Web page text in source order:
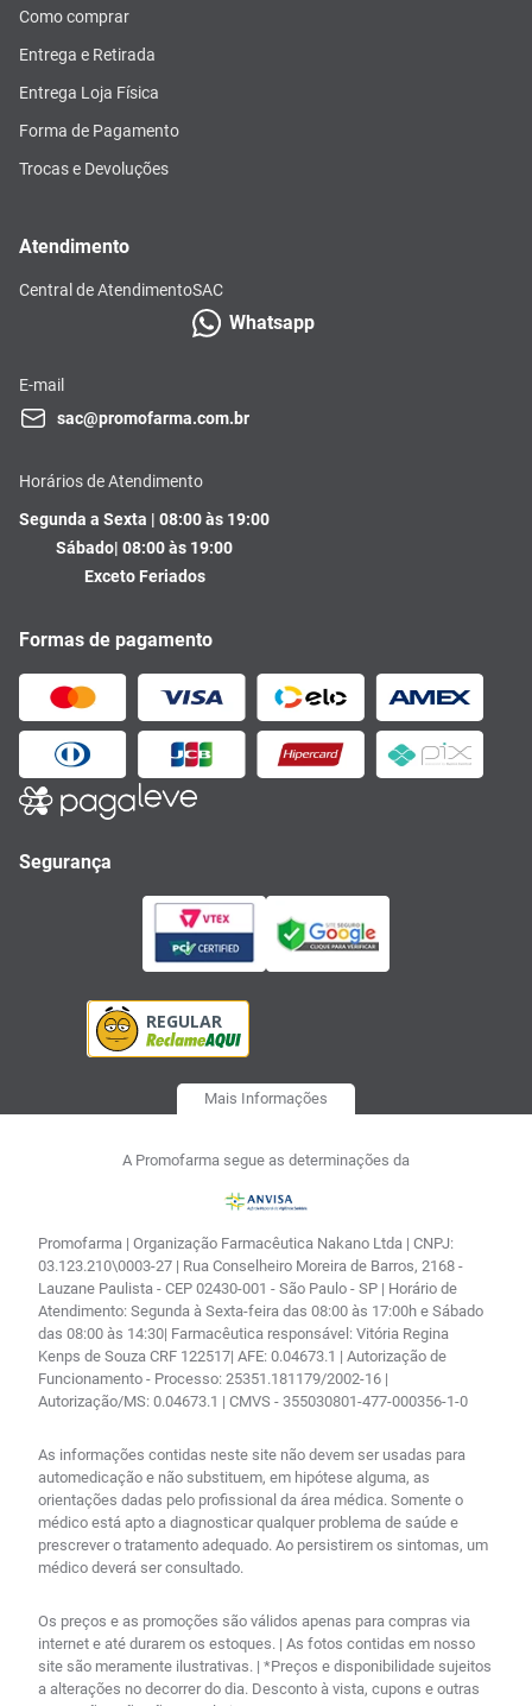
Como comprar
Entrega e Retirada
Entrega Loja Física
Forma de Pagamento
Trocas e Devoluções
Atendimento
Central de AtendimentoSAC
Whatsapp
E-mail
sac@promofarma.com.br
Horários de Atendimento
Segunda a Sexta | 08:00 às 19:00
Sábado| 08:00 às 19:00
Exceto Feriados
Formas de pagamento
Segurança
Mais Informações
A Promofarma segue as determinações da
Promofarma | Organização Farmacêutica Nakano Ltda | CNPJ:
03.123.210\0003-27 | Rua Conselheiro Moreira de Barros, 2168 -
Lauzane Paulista - CEP 02430-001 - São Paulo - SP | Horário de
Atendimento: Segunda à Sexta-feira das 08:00 às 17:00h e Sábado
das 08:00 às 14:30| Farmacêutica responsável: Vitória Regina
Kenps de Souza CRF 122517| AFE: 0.04673.1 | Autorização de
Funcionamento - Processo: 25351.181179/2002-16 |
Autorização/MS: 0.04673.1 | CMVS - 355030801-477-000356-1-0
As informações contidas neste site não devem ser usadas para
automedicação e não substituem, em hipótese alguma, as
orientações dadas pelo profissional da área médica. Somente o
médico está apto a diagnosticar qualquer problema de saúde e
prescrever o tratamento adequado. Ao persistirem os sintomas, um
médico deverá ser consultado.
Os preços e as promoções são válidos apenas para compras via
internet e até durarem os estoques. | As fotos contidas em nosso
site são meramente ilustrativas. | *Preços e disponibilidade sujeitos
a alterações no decorrer do dia. Desconto à vista, cupons e outras